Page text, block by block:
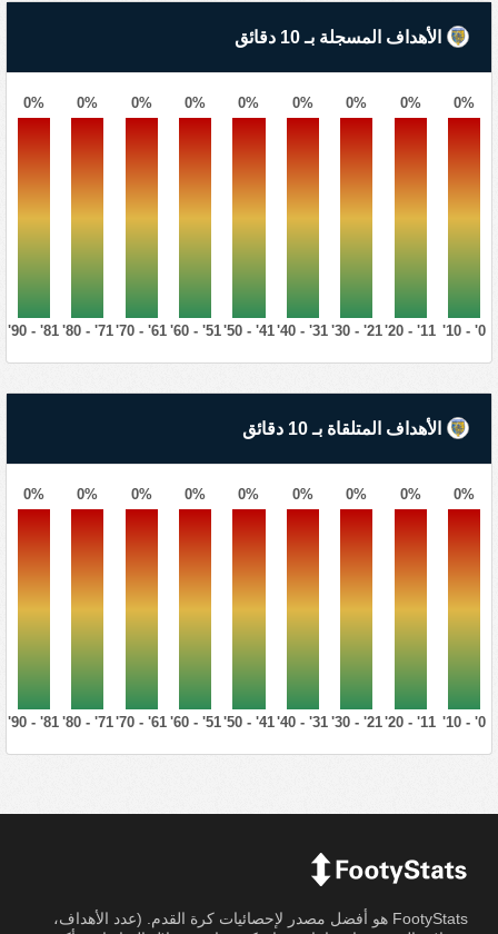
الأهداف المسجلة بـ 10 دقائق
0% 0% 0% 0% 0% 0% 0% 0% 0%
81' - 90' 71' - 80' 61' - 70' 51' - 60' 41' - 50' 31' - 40' 21' - 30' 11' - 20' 0' - 10'
الأهداف المتلقاة بـ 10 دقائق
0% 0% 0% 0% 0% 0% 0% 0% 0%
81' - 90' 71' - 80' 61' - 70' 51' - 60' 41' - 50' 31' - 40' 21' - 30' 11' - 20' 0' - 10'
FootyStats هو أفضل مصدر لإحصائيات كرة القدم. (عدد الأهداف،